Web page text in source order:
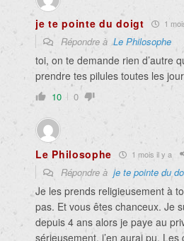
je te pointe du doigt 1
Répondre àLe Philosophe
toi, on te demande rien d’autre
prendre tes pilules toutes les
10 0
Le Philosophe 1 mois il y a
Répondre à je te pointe du
Je les prends religieusement à
pas. Et vous êtes chanceux. Je
depuis 4 ans alors je paye au
sérieusement, j’en aurai pu.